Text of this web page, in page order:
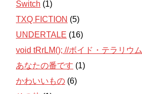
Switch (1)
TXQ FICTION (5)
UNDERTALE (16)
void tRrLM(); //ボイド・テラリウム
あなたの番です (1)
かわいいもの (6)